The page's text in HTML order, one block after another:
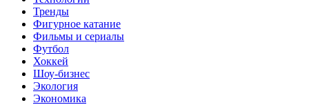
Тренды
Фигурное катание
Фильмы и сериалы
Футбол
Хоккей
Шоу-бизнес
Экология
Экономика